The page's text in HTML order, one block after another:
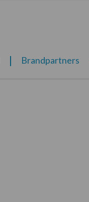
Brandpartners